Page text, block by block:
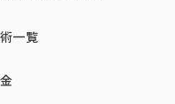
一覧